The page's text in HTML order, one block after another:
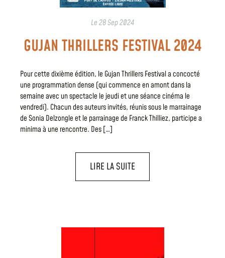
Le28 Sep 2024
GUJAN THRILLERS FESTIVAL 2024
Pour cette dixième édition, le Gujan Thrillers Festival a concocté
une programmation dense (qui commence en amont dans la
semaine avec un spectacle le jeudi et une séance cinéma le
vendredi). Chacun des auteurs invités, réunis sous le marrainage
de Sonia Delzongle et le parrainage de Franck Thilliez, participe a
minima à une rencontre. Des […]
LIRE LA SUITE